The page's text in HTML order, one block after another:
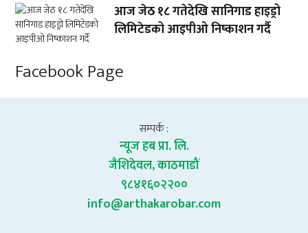
आज जेठ १८ गतेदेखि सानिगाड हाइड्रो
लिमिटेडको आइपीओ निष्काशन गर्दै
Facebook Page
सम्पर्क :
न्यूज हब प्रा. लि.
जैशिदेवल, काठमाडौं
९८४१६०२२००
info@arthakarobar.com